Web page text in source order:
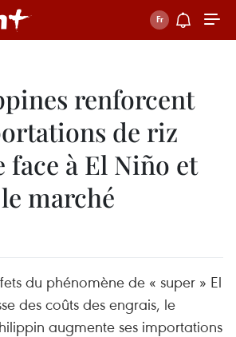
renforcent
de riz
à El Niño et
marché
du phénomène de « super » El
des coûts des engrais, le
augmente ses importations